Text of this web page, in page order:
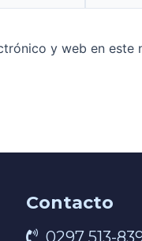
y web en
Contacto
0297 513-